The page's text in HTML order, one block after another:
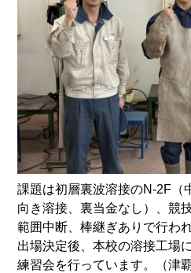
課題は初層裏波溶接のN-2F（
向き溶接、裏当金なし）、競
範囲中断、棒継ぎありで行わ
出場決定後、本校の溶接工場
練習会を行っています。（津